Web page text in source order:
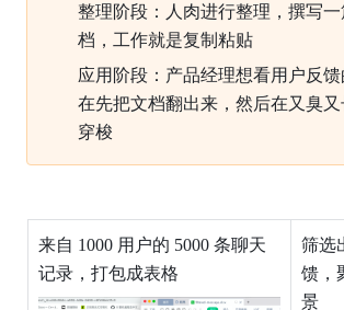
整理阶段：人肉进行整理，撰写
档，工作就是复制粘贴
应用阶段：产品经理想看用户反
在先把文档翻出来，然后在又臭
穿梭
来自 1000 用户的 5000 条聊天
记录，打包成表格
筛选
馈，
景